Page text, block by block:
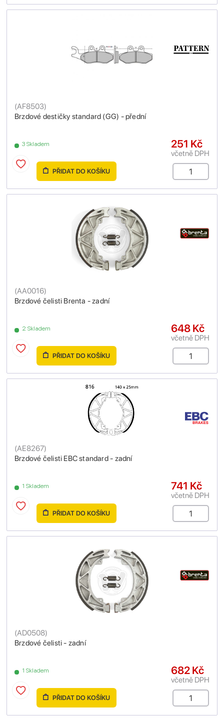
Brzdové destičky standard (GG) - přední
(AF8503)
3 Skladem 251 Kč
včetně DPH
PŘIDAT DO KOŠÍKU
Brzdové čelisti Brenta - zadní
(AA0016)
2 Skladem 648 Kč
včetně DPH
PŘIDAT DO KOŠÍKU
Brzdové čelisti EBC standard - zadní
(AE8267)
1 Skladem 741 Kč
včetně DPH
PŘIDAT DO KOŠÍKU
Brzdové čelisti - zadní
(AD0508)
1 Skladem 682 Kč
včetně DPH
PŘIDAT DO KOŠÍKU